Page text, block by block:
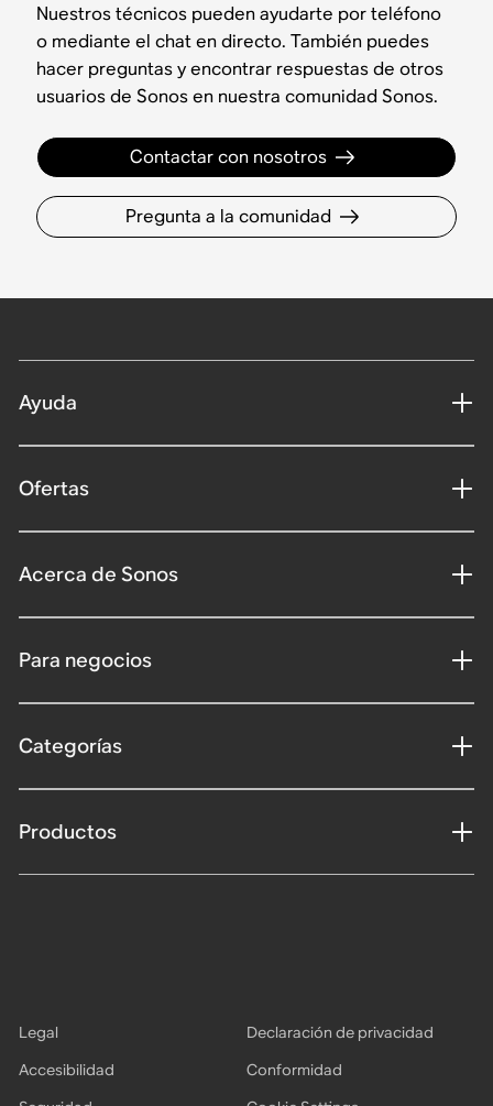
Nuestros técnicos pueden ayudarte por teléfono
o mediante el chat en directo. También puedes
hacer preguntas y encontrar respuestas de otros
usuarios de Sonos en nuestra comunidad Sonos.
Contactar con nosotros
Pregunta a la comunidad
Ayuda
Ofertas
Acerca de Sonos
Para negocios
Categorías
Productos
Legal
Declaración de privacidad
Accesibilidad
Conformidad